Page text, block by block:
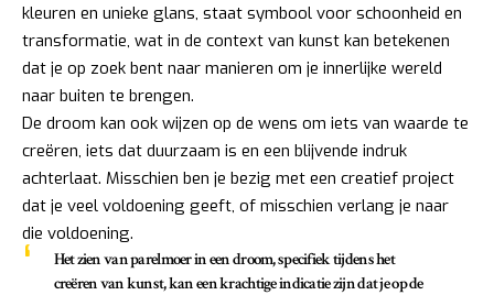
kleuren en unieke glans, staat symbool voor schoonheid en
transformatie, wat in de context van kunst kan betekenen
dat je op zoek bent naar manieren om je innerlijke wereld
naar buiten te brengen.
De droom kan ook wijzen op de wens om iets van waarde te
creëren, iets dat duurzaam is en een blijvende indruk
achterlaat. Misschien ben je bezig met een creatief project
dat je veel voldoening geeft, of misschien verlang je naar
die voldoening.
Het zien van parelmoer in een droom, specifiek tijdens het
creëren van kunst, kan een krachtige indicatie zijn dat je op de